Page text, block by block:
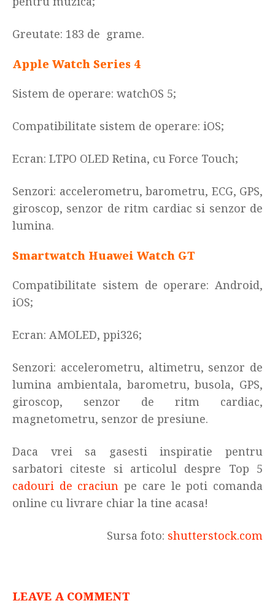
Greutate: 183 de grame.
Apple Watch Series 4
Sistem de operare: watchOS 5;
Compatibilitate sistem de operare: iOS;
Ecran: LTPO OLED Retina, cu Force Touch;
Senzori: accelerometru, barometru, ECG, GPS,
giroscop, senzor de ritm cardiac si senzor de
lumina.
Smartwatch Huawei Watch GT
Compatibilitate sistem de operare: Android,
iOS;
Ecran: AMOLED, ppi326;
Senzori: accelerometru, altimetru, senzor de
lumina ambientala, barometru, busola, GPS,
giroscop, senzor de ritm cardiac,
magnetometru, senzor de presiune.
Daca vrei sa gasesti inspiratie pentru
sarbatori citeste si articolul despre Top 5
cadouri de craciun pe care le poti comanda
online cu livrare chiar la tine acasa!
Sursa foto: shutterstock.com
LEAVE A COMMENT